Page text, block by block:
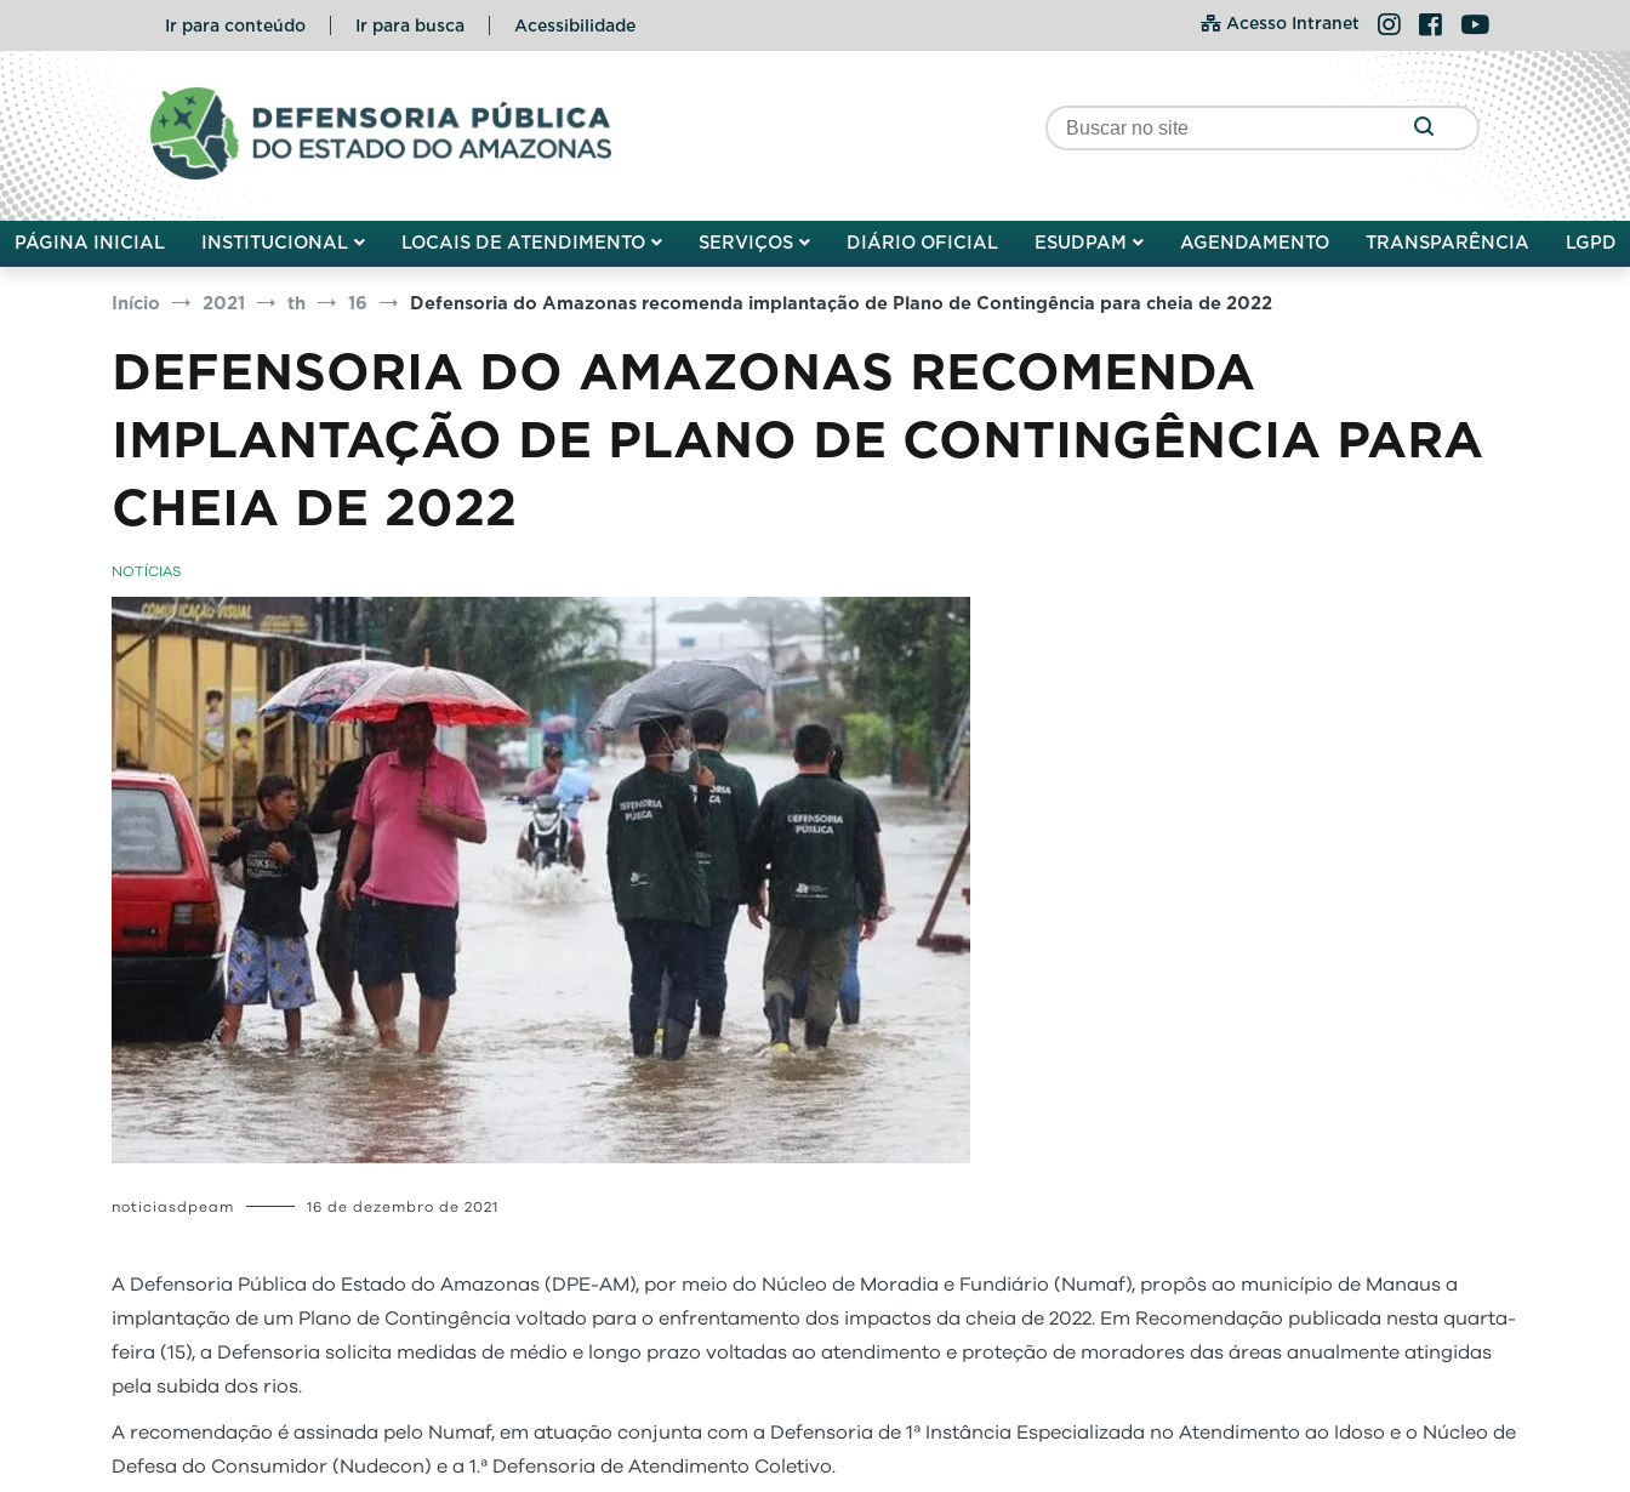
o
conteúdo
Ir para conteúdo Ir para busca Acessibilidade Acesso Intranet Instagram
FacebookYouTube
Defensoria Pública do Estado do Amazonas
PÁGINA INICIAL INSTITUCIONAL LOCAIS DE ATENDIMENTO SERVIÇOS DIÁRIO OFICIAL ESUDPAM AGENDAMENTO TRANSPARÊNCIA LGPD
Início 2021 th 16 Defensoria do Amazonas recomenda implantação de Plano de Contingência para cheia de 2022
DEFENSORIA DO AMAZONAS RECOMENDA
IMPLANTAÇÃO DE PLANO DE CONTINGÊNCIA PARA
CHEIA DE 2022
NOTÍCIAS
noticiasdpeam 16 de dezembro de 2021
A Defensoria Pública do Estado do Amazonas (DPE-AM), por meio do Núcleo de Moradia e Fundiário (Numaf), propôs ao município de Manaus a
implantação de um Plano de Contingência voltado para o enfrentamento dos impactos da cheia de 2022. Em Recomendação publicada nesta quarta-
feira (15), a Defensoria solicita medidas de médio e longo prazo voltadas ao atendimento e proteção de moradores das áreas anualmente atingidas
pela subida dos rios.
A recomendação é assinada pelo Numaf, em atuação conjunta com a Defensoria de 1ª Instância Especializada no Atendimento ao Idoso e o Núcleo de
Defesa do Consumidor (Nudecon) e a 1.ª Defensoria de Atendimento Coletivo.